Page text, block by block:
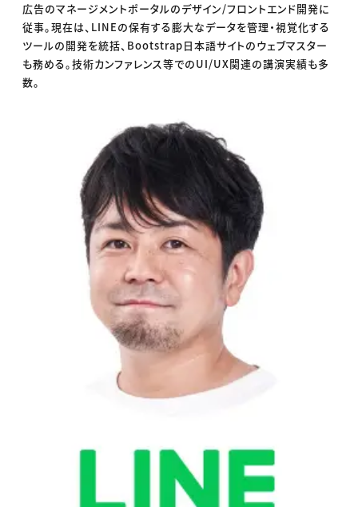
広告のマネージメントポータルのデザイン/フロントエンド開発に
従事。現在は、LINEの保有する膨大なデータを管理・視覚化する
ツールの開発を統括、Bootstrap日本語サイトのウェブマスター
も務める。技術カンファレンス等でのUI/UX関連の講演実績も多
数。